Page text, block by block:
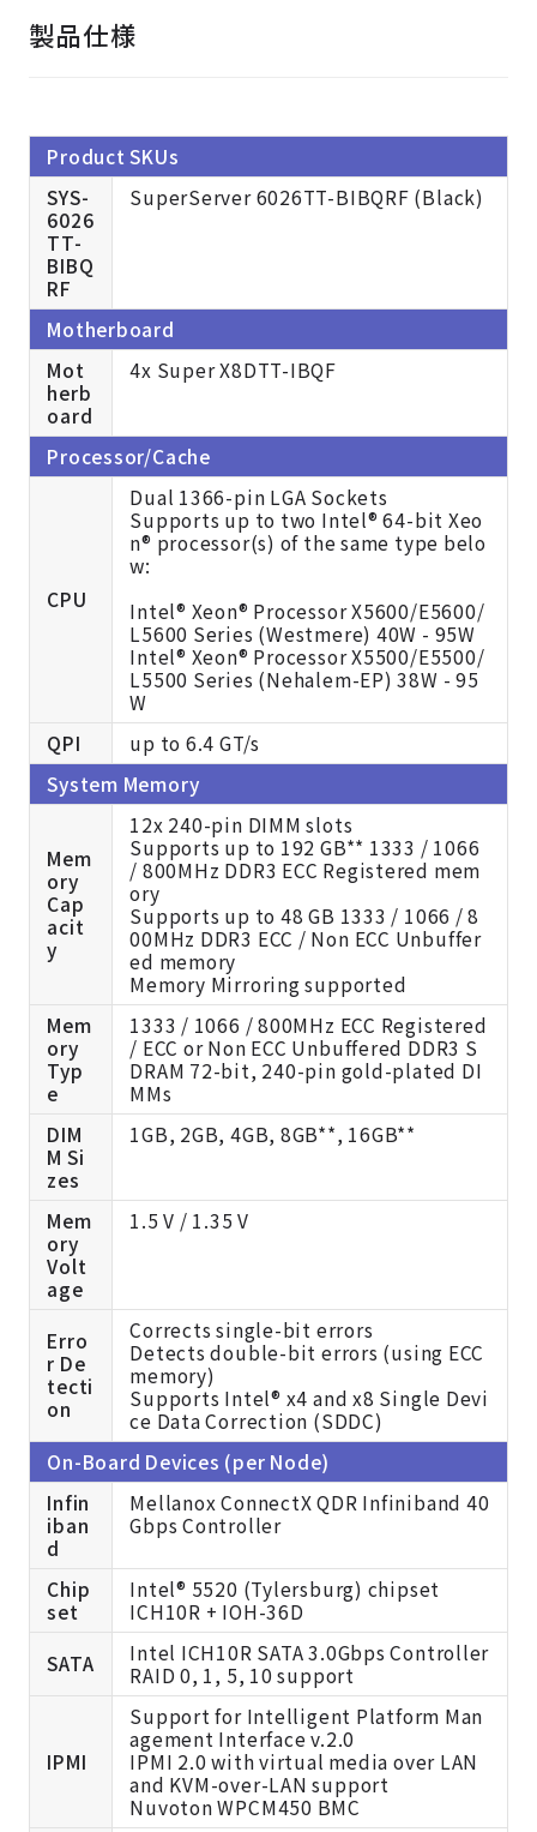
製品仕様
Product SKUs
SYS-
6026
TT-
BIBQ
RF
SuperServer 6026TT-BIBQRF (Black)
Motherboard
Mot
herb
oard
4x Super X8DTT-IBQF
Processor/Cache
CPU
Dual 1366-pin LGA Sockets
Supports up to two Intel® 64-bit Xeo
n® processor(s) of the same type belo
w:
Intel® Xeon® Processor X5600/E5600/
L5600 Series (Westmere) 40W - 95W
Intel® Xeon® Processor X5500/E5500/
L5500 Series (Nehalem-EP) 38W - 95
W
QPI
up to 6.4 GT/s
System Memory
Mem
ory
Cap
acit
y
12x 240-pin DIMM slots
Supports up to 192 GB** 1333 / 1066
/ 800MHz DDR3 ECC Registered mem
ory
Supports up to 48 GB 1333 / 1066 / 8
00MHz DDR3 ECC / Non ECC Unbuffer
ed memory
Memory Mirroring supported
Mem
ory
Typ
e
1333 / 1066 / 800MHz ECC Registered
/ ECC or Non ECC Unbuffered DDR3 S
DRAM 72-bit, 240-pin gold-plated DI
MMs
DIM
M Si
zes
1GB, 2GB, 4GB, 8GB**, 16GB**
Mem
ory
Volt
age
1.5 V / 1.35 V
Erro
r De
tecti
on
Corrects single-bit errors
Detects double-bit errors (using ECC
memory)
Supports Intel® x4 and x8 Single Devi
ce Data Correction (SDDC)
On-Board Devices (per Node)
Infin
iban
d
Mellanox ConnectX QDR Infiniband 40
Gbps Controller
Chip
set
Intel® 5520 (Tylersburg) chipset
ICH10R + IOH-36D
SATA
Intel ICH10R SATA 3.0Gbps Controller
RAID 0, 1, 5, 10 support
IPMI
Support for Intelligent Platform Man
agement Interface v.2.0
IPMI 2.0 with virtual media over LAN
and KVM-over-LAN support
Nuvoton WPCM450 BMC